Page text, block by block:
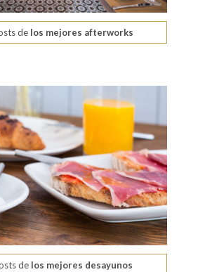
delos mejores afterworks
delos mejores desayunos